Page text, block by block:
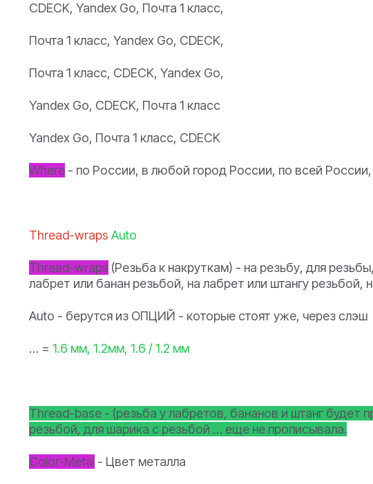
CDECK, Yandex Go, Почта 1 класс,
Почта 1 класс, Yandex Go, CDECK,
Почта 1 класс, CDECK, Yandex Go,
Yandex Go, CDECK, Почта 1 класс
Yandex Go, Почта 1 класс, CDECK
Where - по России, в любой город России, по всей
Thread-wraps Auto
Thread-wraps (Резьба к накруткам) - на резьбу, для
лабрет или банан резьбой, на лабрет или штангу резьбой,
Auto - берутся из ОПЦИЙ - которые стоят уже, через слэш
… = 1.6 мм, 1.2мм, 1.6 / 1.2 мм
Thread-base - (резьба у лабретов, бананов и штанг будет
резьбой, для шарика с резьбой … еще не прописывала.
Color-Metal - Цвет металла